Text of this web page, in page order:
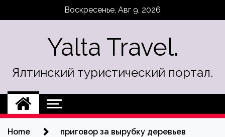
Воскресенье, Авг 9, 2026
Yalta Travel.
Ялтинский туристический портал.
Home приговор за вырубку деревьев